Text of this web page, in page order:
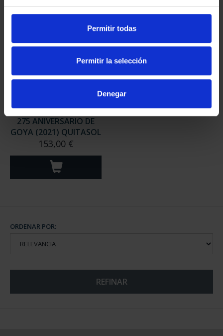
Permitir todas
Permitir la selección
Denegar
275 ANIVERSARIO DE
GOYA (2021) QUITASOL
153,00 €
ORDENAR POR:
REFINAR